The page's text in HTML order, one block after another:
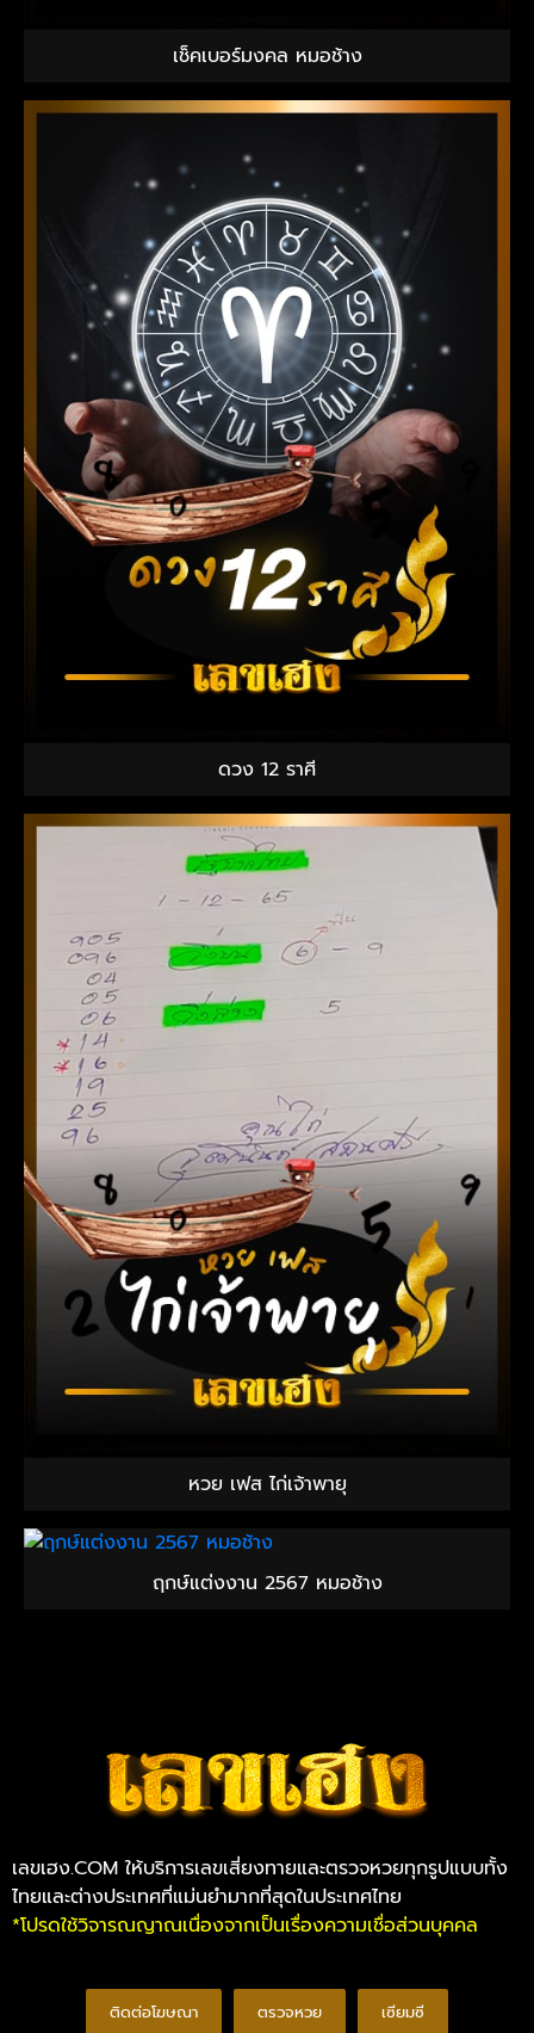
เช็คเบอร์มงคล หมอช้าง
ดวง 12 ราศี
หวย เฟส ไก่เจ้าพายุ
ฤกษ์แต่งงาน 2567 หมอช้าง
เลขเฮง.COM ให้บริการเลขเสี่ยงทายและตรวจหวยทุกรูปแบบทั้ง
ไทยและต่างประเทศที่แม่นยำมากที่สุดในประเทศไทย
*โปรดใช้วิจารณญาณเนื่องจากเป็นเรื่องความเชื่อส่วนบุคคล
ติดต่อโฆษณา ตรวจหวย เซียมซี